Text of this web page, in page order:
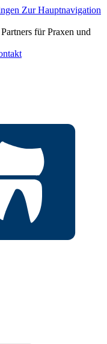
Zur Hauptnavigation
für Praxen und